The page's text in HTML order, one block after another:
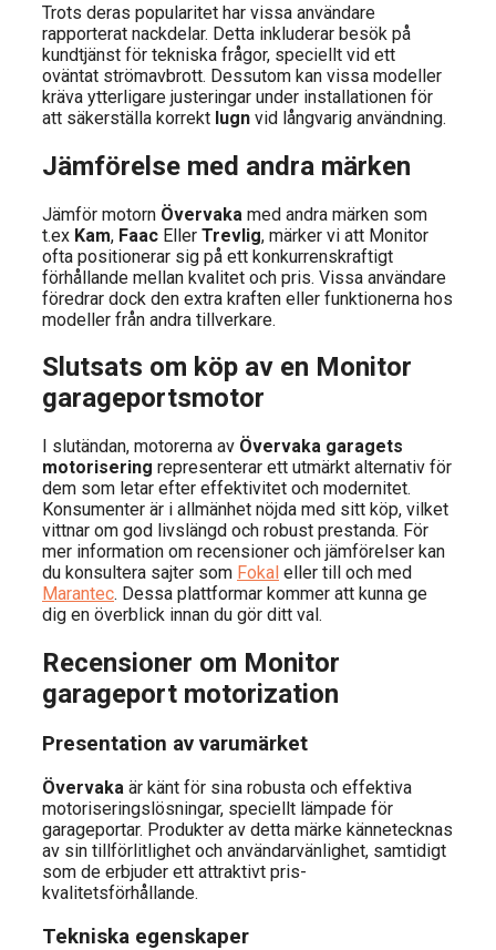
Trots deras popularitet har vissa användare
rapporterat nackdelar. Detta inkluderar besök på
kundtjänst för tekniska frågor, speciellt vid ett
oväntat strömavbrott. Dessutom kan vissa modeller
kräva ytterligare justeringar under installationen för
att säkerställa korrekt lugn vid långvarig användning.
Jämförelse med andra märken
Jämför motorn Övervaka med andra märken som
t.ex Kam, Faac Eller Trevlig, märker vi att Monitor
ofta positionerar sig på ett konkurrenskraftigt
förhållande mellan kvalitet och pris. Vissa användare
föredrar dock den extra kraften eller funktionerna hos
modeller från andra tillverkare.
Slutsats om köp av en Monitor
garageportsmotor
I slutändan, motorerna av Övervaka garagets
motorisering representerar ett utmärkt alternativ för
dem som letar efter effektivitet och modernitet.
Konsumenter är i allmänhet nöjda med sitt köp, vilket
vittnar om god livslängd och robust prestanda. För
mer information om recensioner och jämförelser kan
du konsultera sajter som Fokal eller till och med
Marantec. Dessa plattformar kommer att kunna ge
dig en överblick innan du gör ditt val.
Recensioner om Monitor
garageport motorization
Presentation av varumärket
Övervaka är känt för sina robusta och effektiva
motoriseringslösningar, speciellt lämpade för
garageportar. Produkter av detta märke kännetecknas
av sin tillförlitlighet och användarvänlighet, samtidigt
som de erbjuder ett attraktivt pris-
kvalitetsförhållande.
Tekniska egenskaper